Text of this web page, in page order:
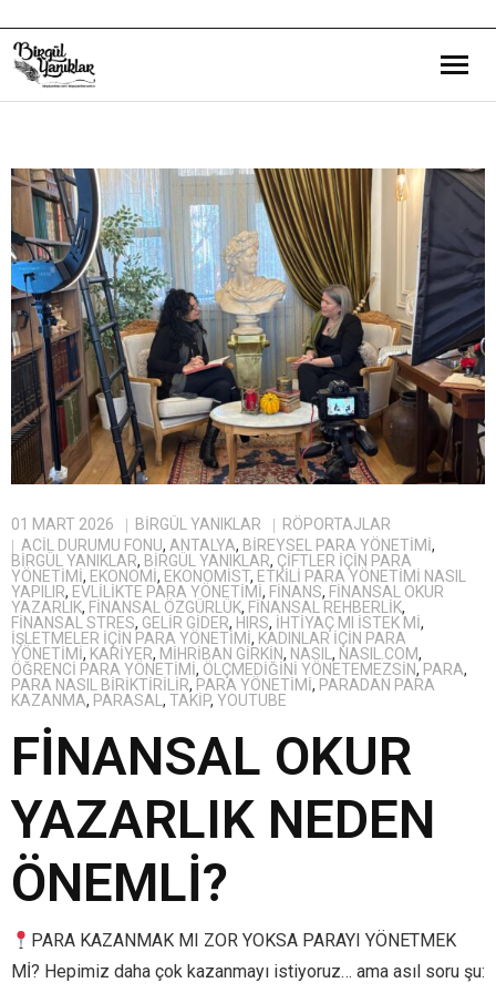
Eğitim Yazılarım
Gezi ve Kültür Yazılarım
Röportajlarım
Destek Olduğum Projeler
Yürüttüğüm Projeler
01 MART 2026 BIRGÜL YANIKLAR
RÖPORTAJLAR
ACIL DURUMU FONU, ANTALYA, BIREYSEL PARA YÖNETIMI,
BİRGÜL YANIKLAR, BIRGÜL YANIKLAR, ÇIFTLER IÇIN PARA
YÖNETIMI, EKONOMI, EKONOMIST, ETKILI PARA YÖNETIMI NASIL
YAPILIR, EVLILIKTE PARA YÖNETIMI, FINANS, FINANSAL OKUR
YAZARLIK, FINANSAL ÖZGÜRLÜK, FINANSAL REHBERLIK,
FINANSAL STRES, GELIR GIDER, HIRS, IHTIYAÇ MI ISTEK MI,
IŞLETMELER IÇIN PARA YÖNETIMI, KADINLAR IÇIN PARA
YÖNETIMI, KARIYER, MIHRIBAN GIRKIN, NASIL, NASIL.COM,
ÖĞRENCI PARA YÖNETIMI, ÖLÇMEDIĞINI YÖNETEMEZSIN, PARA,
PARA NASIL BIRIKTIRILIR, PARA YÖNETIMI, PARADAN PARA
KAZANMA, PARASAL, TAKIP, YOUTUBE
FİNANSAL OKUR
YAZARLIK NEDEN
ÖNEMLİ?
PARA KAZANMAK MI ZOR YOKSA PARAYI YÖNETMEK
Mİ? Hepimiz daha çok kazanmayı istiyoruz… ama asıl soru şu: